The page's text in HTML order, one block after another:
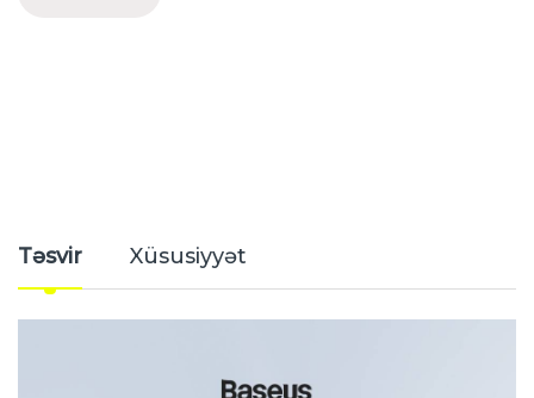
Təsvir Xüsusiyyət